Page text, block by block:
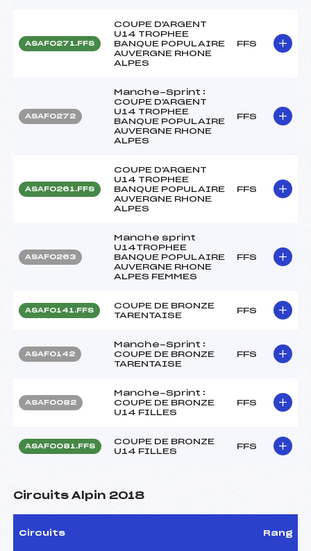
ASAF0271.FFS
COUPE D'ARGENT
U14 TROPHEE
BANQUE POPULAIRE
AUVERGNE RHONE
ALPES
FFS
ASAF0272
Manche-Sprint :
COUPE D'ARGENT
U14 TROPHEE
BANQUE POPULAIRE
AUVERGNE RHONE
ALPES
FFS
ASAF0261.FFS
COUPE D'ARGENT
U14 TROPHEE
BANQUE POPULAIRE
AUVERGNE RHONE
ALPES
FFS
ASAF0263
Manche sprint
U14TROPHEE
BANQUE POPULAIRE
AUVERGNE RHONE
ALPES FEMMES
FFS
ASAF0141.FFS
COUPE DE BRONZE
TARENTAISE
FFS
ASAF0142
Manche-Sprint :
COUPE DE BRONZE
TARENTAISE
FFS
ASAF0082
Manche-Sprint :
COUPE DE BRONZE
U14 FILLES
FFS
ASAF0081.FFS
COUPE DE BRONZE
U14 FILLES
FFS
Circuits Alpin 2018
Circuits Rang